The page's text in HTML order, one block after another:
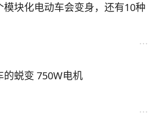
块化电动车会变身，还有10种
蜕变 750W电机